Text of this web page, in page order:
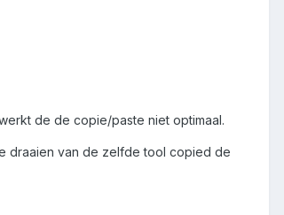
de de copie/paste niet optimaal.
draaien van de zelfde tool copied de